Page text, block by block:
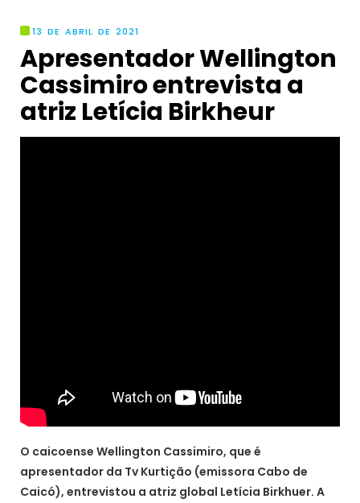
13 DE ABRIL DE 2021
Apresentador Wellington
Cassimiro entrevista a
atriz Letícia Birkheur
O caicoense Wellington Cassimiro, que é
apresentador da Tv Kurtição (emissora Cabo de
Caicó), entrevistou a atriz global Letícia Birkhuer. A